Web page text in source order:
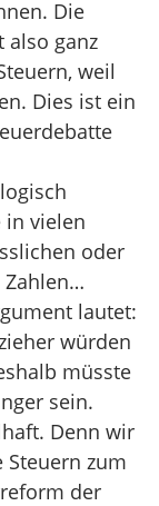
Die
also ganz
weil
Dies ist ein
in vielen
oder
Zahlen…
lautet:
würden
müsste
sein.
Denn wir
zum
der